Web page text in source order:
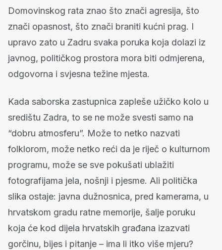
Domovinskog rata znao što znači agresija, što
znači opasnost, što znači braniti kućni prag. I
upravo zato u Zadru svaka poruka koja dolazi iz
javnog, političkog prostora mora biti odmjerena,
odgovorna i svjesna težine mjesta.
Kada saborska zastupnica zapleše užičko kolo u
središtu Zadra, to se ne može svesti samo na
“dobru atmosferu”. Može to netko nazvati
folklorom, može netko reći da je riječ o kulturnom
programu, može se sve pokušati ublažiti
fotografijama jela, nošnji i pjesme. Ali politička
slika ostaje: javna dužnosnica, pred kamerama, u
hrvatskom gradu ratne memorije, šalje poruku
koja će kod dijela hrvatskih građana izazvati
gorčinu, bijes i pitanje – ima li itko više mjeru?